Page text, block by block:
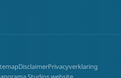
DisclaimerPrivacyverklaring